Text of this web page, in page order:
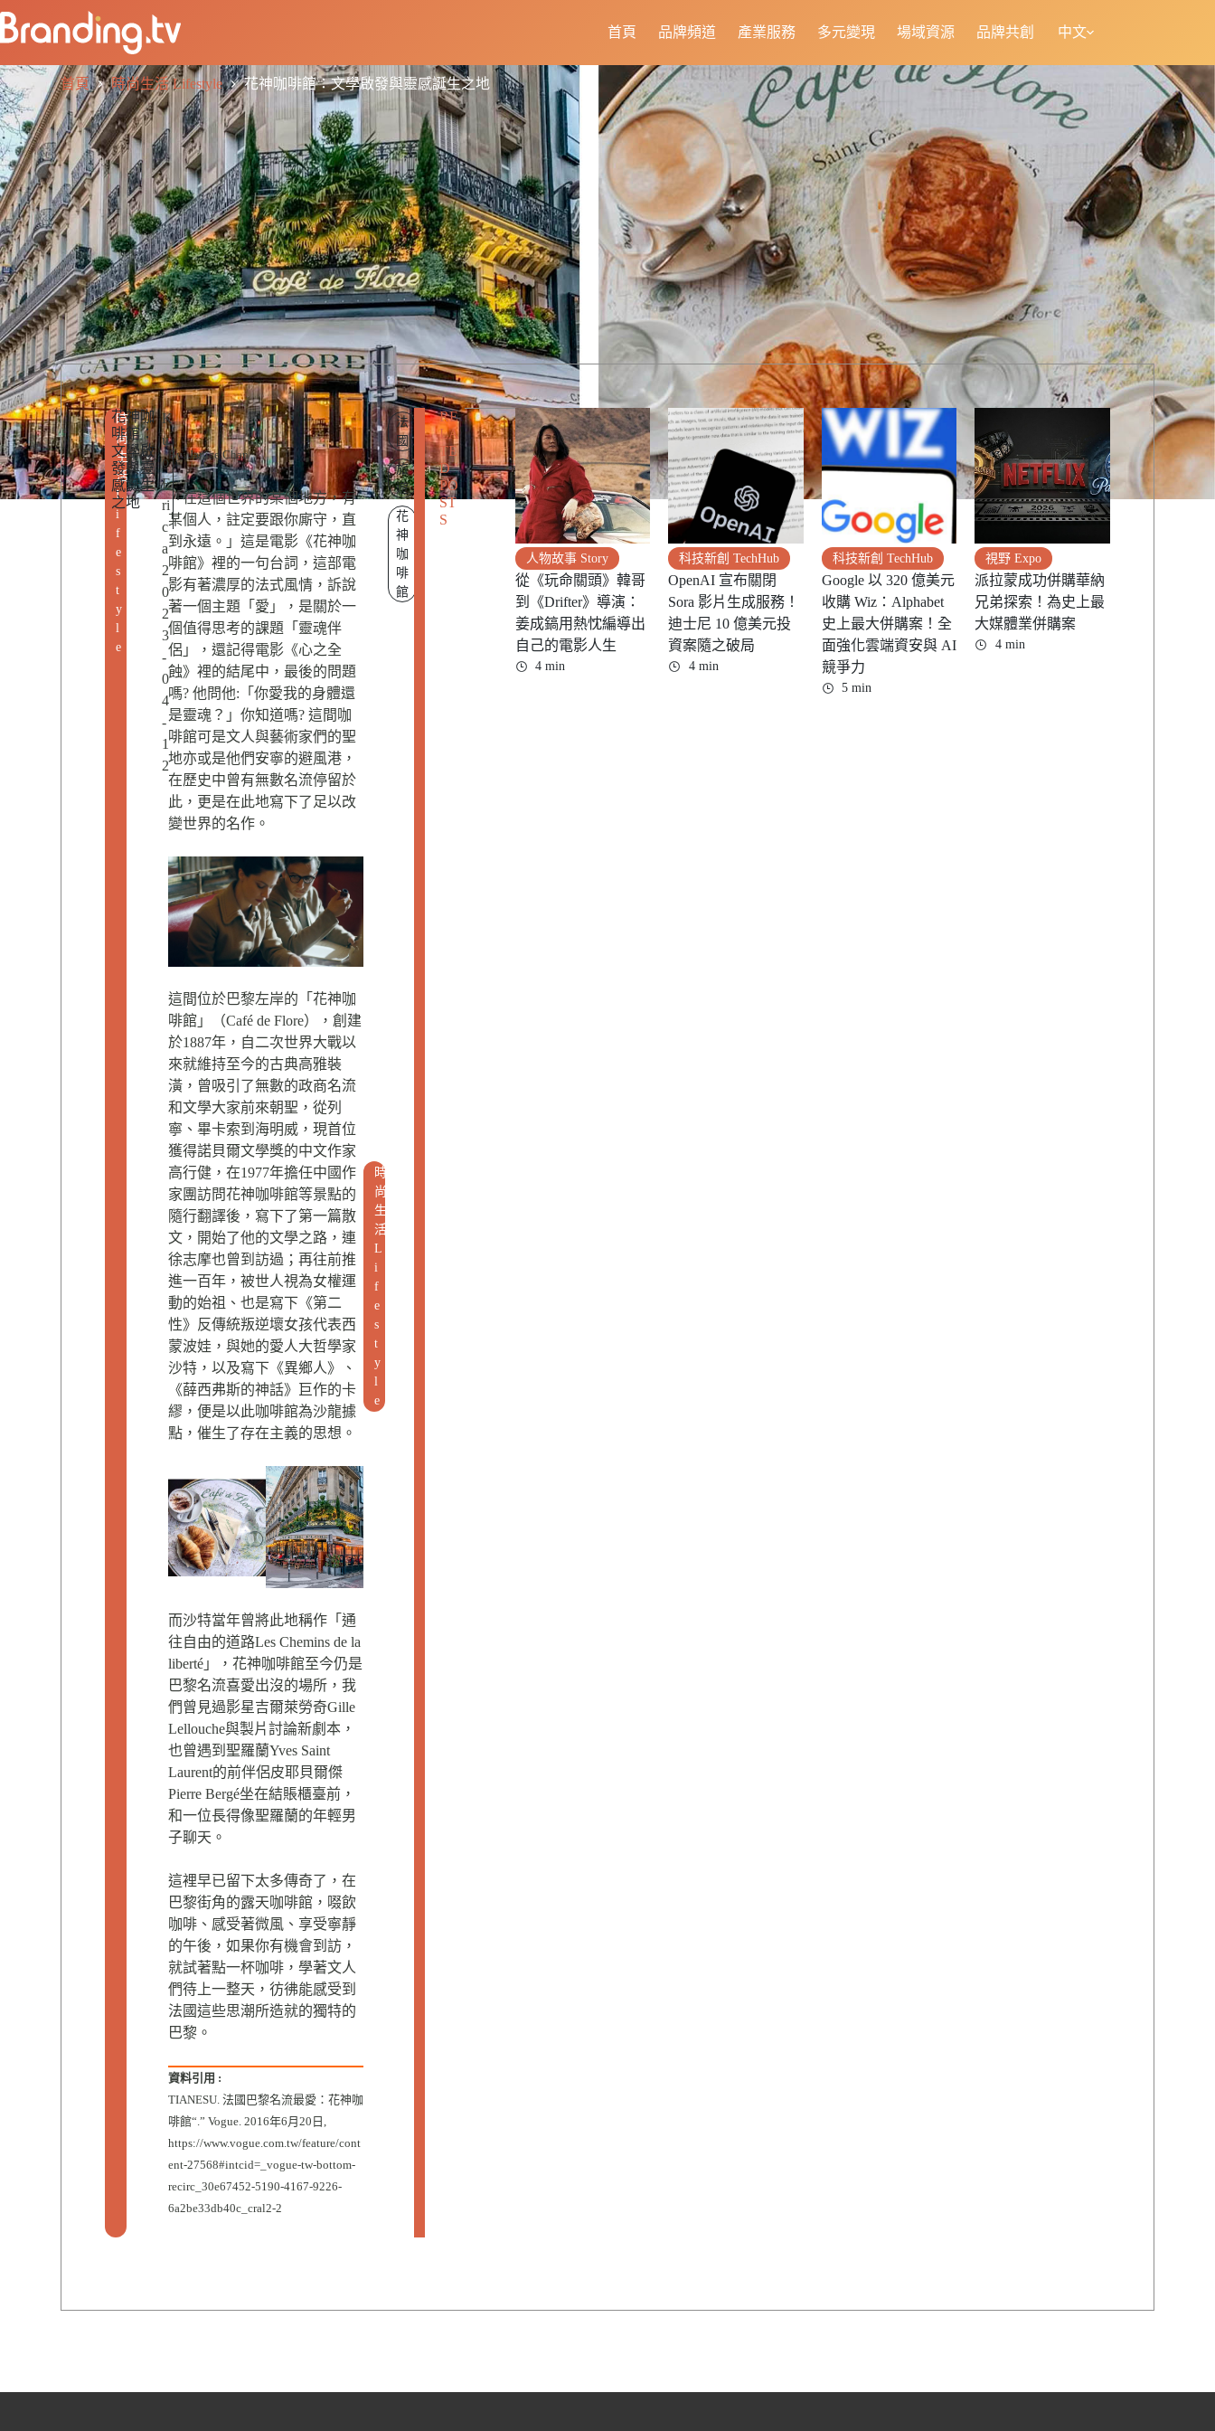
首頁 品牌頻道 產業服務 多元變現 場域資源 品牌共創 中文
首頁 時尚生活 Lifestyle 花神咖啡館：文學啟發與靈感誕生之地
時
尚
生
活
L
i
f
e
s
t
y
l
e
花神咖
啡館：
文學啟
發與靈
感誕生
之地
K
u
o
E
ri
c
a
2
0
2
3
-
0
4
-
1
2
By: Janice Chan
「在這個世界的某個地方，有
某個人，註定要跟你廝守，直
到永遠。」這是電影《花神咖
啡館》裡的一句台詞，這部電
影有著濃厚的法式風情，訴說
著一個主題「愛」，是關於一
個值得思考的課題「靈魂伴
侶」，還記得電影《心之全
蝕》裡的結尾中，最後的問題
嗎? 他問他:「你愛我的身體還
是靈魂？」你知道嗎? 這間咖
啡館可是文人與藝術家們的聖
地亦或是他們安寧的避風港，
在歷史中曾有無數名流停留於
此，更是在此地寫下了足以改
變世界的名作。
這間位於巴黎左岸的「花神咖
啡館」（Café de Flore），創建
於1887年，自二次世界大戰以
來就維持至今的古典高雅裝
潢，曾吸引了無數的政商名流
和文學大家前來朝聖，從列
寧、畢卡索到海明威，現首位
獲得諾貝爾文學獎的中文作家
高行健，在1977年擔任中國作
家團訪問花神咖啡館等景點的
隨行翻譯後，寫下了第一篇散
文，開始了他的文學之路，連
徐志摩也曾到訪過；再往前推
進一百年，被世人視為女權運
動的始祖、也是寫下《第二
性》反傳統叛逆壞女孩代表西
蒙波娃，與她的愛人大哲學家
沙特，以及寫下《異鄉人》、
《薛西弗斯的神話》巨作的卡
繆，便是以此咖啡館為沙龍據
點，催生了存在主義的思想。
而沙特當年曾將此地稱作「通
往自由的道路Les Chemins de la
liberté」，花神咖啡館至今仍是
巴黎名流喜愛出沒的場所，我
們曾見過影星吉爾萊勞奇Gille
Lellouche與製片討論新劇本，
也曾遇到聖羅蘭Yves Saint
Laurent的前伴侶皮耶貝爾傑
Pierre Bergé坐在結賬櫃臺前，
和一位長得像聖羅蘭的年輕男
子聊天。
這裡早已留下太多傳奇了，在
巴黎街角的露天咖啡館，啜飲
咖啡、感受著微風、享受寧靜
的午後，如果你有機會到訪，
就試著點一杯咖啡，學著文人
們待上一整天，彷彿能感受到
法國這些思潮所造就的獨特的
巴黎。
資料引用 :
TIANESU. 法國巴黎名流最愛：花神咖
啡館“.” Vogue. 2016年6月20日,
https://www.vogue.com.tw/feature/cont
ent-27568#intcid=_vogue-tw-bottom-
recirc_30e67452-5190-4167-9226-
6a2be33db40c_cral2-2
時
尚
生
活
L
i
f
e
s
t
y
l
e
法
國
旅
遊
花
神
咖
啡
館
RE
LA
TE
D
PO
ST
S
人物故事 Story
從《玩命關頭》韓哥
到《Drifter》導演：
姜成鎬用熱忱編導出
自己的電影人生
4 min
科技新創 TechHub
OpenAI 宣布關閉
Sora 影片生成服務！
迪士尼 10 億美元投
資案隨之破局
4 min
科技新創 TechHub
Google 以 320 億美元
收購 Wiz：Alphabet
史上最大併購案！全
面強化雲端資安與 AI
競爭力
5 min
視野 Expo
派拉蒙成功併購華納
兄弟探索！為史上最
大媒體業併購案
4 min